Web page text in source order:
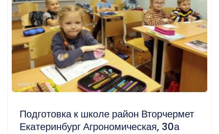
Подготовка к школе район Вторчермет
Екатеринбург Агрономическая, 30а